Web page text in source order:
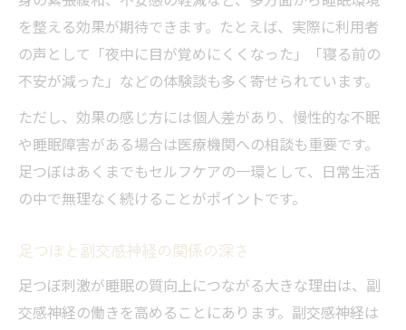
を整える効果が期待できます。たとえば、実際に利用者
の声として「夜中に目が覚めにくくなった」「寝る前の
不安が減った」などの体験談も多く寄せられています。
ただし、効果の感じ方には個人差があり、慢性的な不眠
や睡眠障害がある場合は医療機関への相談も重要です。
足つぼはあくまでもセルフケアの一環として、日常生活
の中で無理なく続けることがポイントです。
足つぼと副交感神経の関係の深さ
足つぼ刺激が睡眠の質向上につながる大きな理由は、副
交感神経の働きを高めることにあります。副交感神経は